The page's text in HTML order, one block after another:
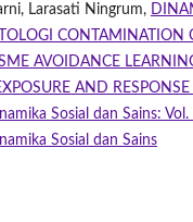
Larasati Ningrum,
CONTAMINATION
AVOIDANCE
AND
Sosial dan Sains:
Sosial dan Sains